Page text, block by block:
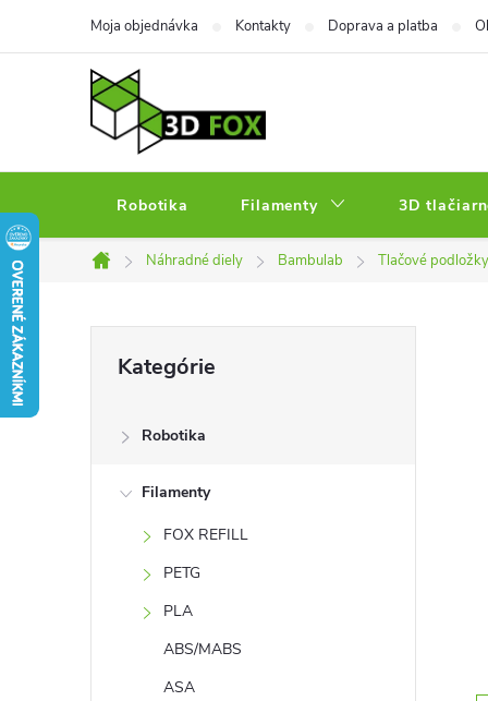
Moja objednávka Kontakty Doprava a platba
Robotika Filamenty 3D
Domov
Náhradné diely Bambulab Tlačové podložky
kategórie
Kategórie
Robotika
Filamenty
FOX REFILL
PETG
PLA
ABS/MABS
ASA